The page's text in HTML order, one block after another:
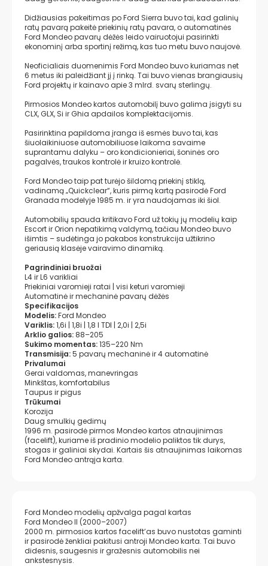
Didžiausias pakeitimas po Ford Sierra buvo tai, kad galinių
ratų pavarą pakeitė priekinių ratų pavara, o automatinės
Ford Mondeo pavarų dėžės leido vairuotojui pasirinkti
ekonominį arba sportinį režimą, kas tuo metu buvo naujovė.
Neoficialiais duomenimis Ford Mondeo buvo kuriamas net
6 metus iki paleidžiant jį į rinką. Tai buvo vienas brangiausių
Ford projektų ir kainavo apie 3 mlrd. svarų sterlingų.
Pirmosios Mondeo kartos automobilį buvo galima įsigyti su
CLX, GLX, Si ir Ghia apdailos komplektacijomis.
Pasirinktina papildoma įranga iš esmės buvo tai, kas
šiuolaikiniuose automobiliuose laikoma savaime
suprantamu dalyku – oro kondicionieriai, šoninės oro
pagalvės, traukos kontrolė ir kruizo kontrolė.
Ford Mondeo taip pat turėjo šildomą priekinį stiklą,
vadinamą „Quickclear“, kuris pirmą kartą pasirodė Ford
Granada modelyje 1985 m. ir yra naudojamas iki šiol.
Automobilių spauda kritikavo Ford už tokių jų modelių kaip
Escort ir Orion nepatikimą valdymą, tačiau Mondeo buvo
išimtis – sudėtinga jo pakabos konstrukcija užtikrino
geriausią klasėje vairavimo dinamiką.
Pagrindiniai bruožai
L4 ir L6 varikliai
Priekiniai varomieji ratai | visi keturi varomieji
Automatinė ir mechaninė pavarų dėžės
Specifikacijos
Modelis:Ford Mondeo
Variklis:1,6i | 1,8i | 1,8 l TDI | 2,0i | 2,5i
Arklio galios: 88–205
Sukimo momentas:135–220 Nm
Transmisija:5 pavarų mechaninė ir 4 automatinė
Privalumai
Gerai valdomas, manevringas
Minkštas, komfortabilus
Taupus ir pigus
Trūkumai
Korozija
Daug smulkių gedimų
1996 m. pasirodė pirmos Mondeo kartos atnaujinimas
(facelift), kuriame iš pradinio modelio paliktos tik durys,
stogas ir galiniai skydai. Kartais šis atnaujinimas laikomas
Ford Mondeo antrąja karta.
Ford Mondeo modelių apžvalga pagal kartas
Ford Mondeo II (2000–2007)
2000 m. pirmosios kartos facelift’as buvo nustotas gaminti
ir pasirodė ženkliai pakitusi antroji Mondeo karta. Tai buvo
didesnis, saugesnis ir gražesnis automobilis nei
ankstesnysis.